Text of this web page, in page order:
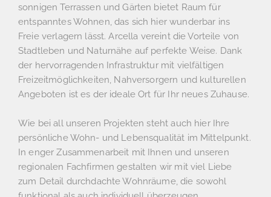
sonnigen Terrassen und Gärten bietet Raum für
entspanntes Wohnen, das sich hier wunderbar ins
Freie verlagern lässt. Arcella vereint die Vorteile von
Stadtleben und Naturnähe auf perfekte Weise. Dank
der hervorragenden Infrastruktur mit vielfältigen
Freizeitmöglichkeiten, Nahversorgern und kulturellen
Angeboten ist es der ideale Ort für Ihr neues Zuhause.
Wie bei all unseren Projekten steht auch hier Ihre
persönliche Wohn- und Lebensqualität im Mittelpunkt.
In enger Zusammenarbeit mit Ihnen und unseren
regionalen Fachfirmen gestalten wir mit viel Liebe
zum Detail durchdachte Wohnräume, die sowohl